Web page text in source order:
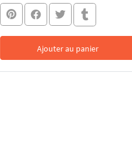
Ajouter au panier
Dans le panier